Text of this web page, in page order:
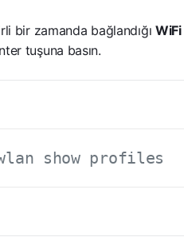
bir zamanda bağlandığı WiFi
tuşuna basın.
show profiles